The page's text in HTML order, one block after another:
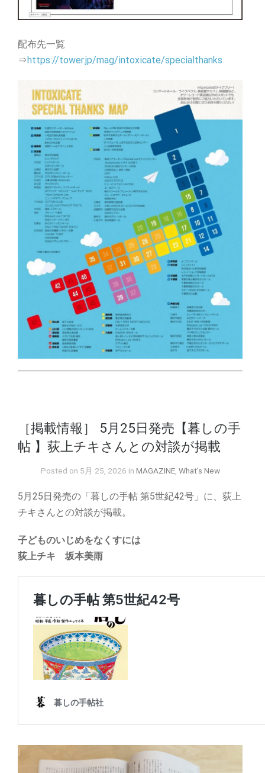
配布先一覧
⇒https://tower.jp/mag/intoxicate/specialthanks
［掲載情報］ 5月25日発売【暮しの手
帖 】荻上チキさんとの対談が掲載
Posted on 5月 25, 2026 in MAGAZINE, What's New
5月25日発売の「暮しの手帖 第5世紀42号」に、荻上
チキさんとの対談が掲載。
子どものいじめをなくすには
荻上チキ 坂本美雨